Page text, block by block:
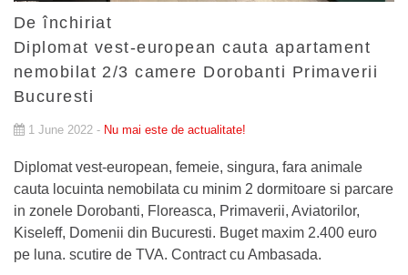
De închiriat
Diplomat vest-european cauta apartament
nemobilat 2/3 camere Dorobanti Primaverii
Bucuresti
1 June 2022 - Nu mai este de actualitate!
Diplomat vest-european, femeie, singura, fara animale
cauta locuinta nemobilata cu minim 2 dormitoare si parcare
in zonele Dorobanti, Floreasca, Primaverii, Aviatorilor,
Kiseleff, Domenii din Bucuresti. Buget maxim 2.400 euro
pe luna. scutire de TVA. Contract cu Ambasada.